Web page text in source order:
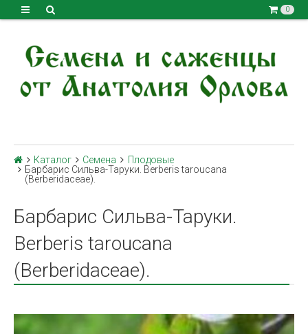
0
Каталог Семена
Плодовые
Барбарис Сильва-Таруки. Вerberis taroucana
(Berberidaceae).
Барбарис Сильва-Таруки.
Вerberis taroucana
(Berberidaceae).